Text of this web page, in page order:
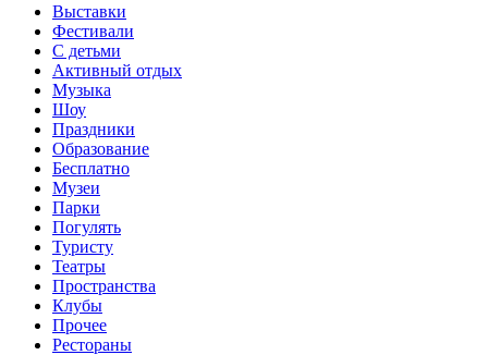
Выставки
Фестивали
С детьми
Активный отдых
Музыка
Шоу
Праздники
Образование
Бесплатно
Музеи
Парки
Погулять
Туристу
Театры
Пространства
Клубы
Прочее
Рестораны